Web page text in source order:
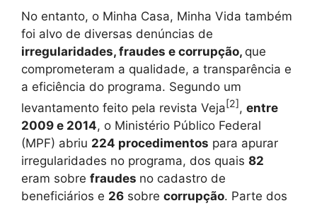
No entanto, o Minha Casa, Minha Vida também
foi alvo de diversas denúncias de
irregularidades, fraudes e corrupção, que
comprometeram a qualidade, a transparência e
a eficiência do programa. Segundo um
levantamento feito pela revista Veja[2], entre
2009 e 2014, o Ministério Público Federal
(MPF) abriu 224 procedimentos para apurar
irregularidades no programa, dos quais 82
eram sobre fraudes no cadastro de
beneficiários e 26 sobre corrupção. Parte dos